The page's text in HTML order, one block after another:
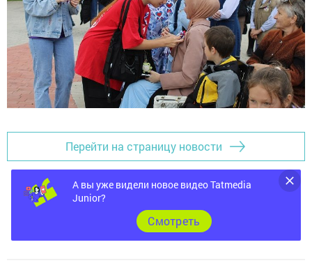
Перейти на страницу новости
А вы уже видели новое видео Tatmedia
Junior?
Cмотреть